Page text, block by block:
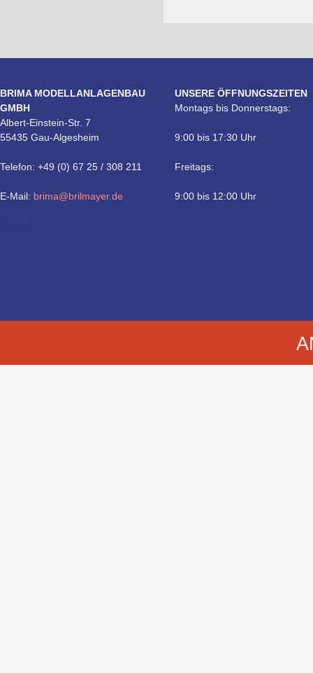
BRIMA MODELLANLAGENBAU
GMBH
Albert-Einstein-Str. 7
55435 Gau-Algesheim
Telefon: +49 (0) 67 25 / 308 211
E-Mail: brima@brilmayer.de
UNSERE ÖFFNUNGSZEITEN
Montags bis Donnerstags:
9:00 bis 17:30 Uhr
Freitags:
9:00 bis 12:00 Uhr